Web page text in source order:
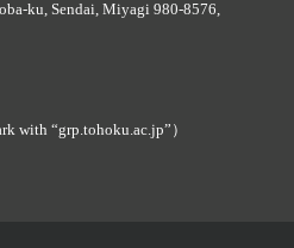
ku, Sendai, Miyagi 980-8576,
with “grp.tohoku.ac.jp”）